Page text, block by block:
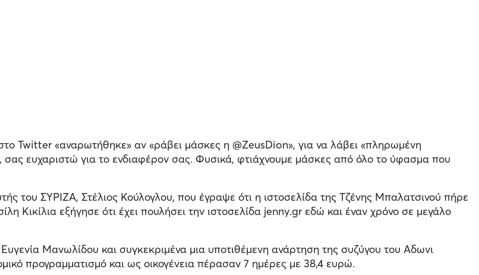
Twitter «αναρωτήθηκε» αν «ράβει μάσκες η @ZeusDion», για να λάβει «πληρωμένη
ευχαριστώ για το ενδιαφέρον σας. Φυσικά, φτιάχνουμε μάσκες από όλο το ύφασμα που
του ΣΥΡΙΖΑ, Στέλιος Κούλογλου, που έγραψε ότι η ιστοσελίδα της Τζένης Μπαλατσινού πήρε
Κικίλια εξήγησε ότι έχει πουλήσει την ιστοσελίδα jenny.gr εδώ και έναν χρόνο σε μεγάλο
Μανωλίδου και συγκεκριμένα μια υποτιθέμενη ανάρτηση της συζύγου του Αδωνι
προγραμματισμό και ως οικογένεια πέρασαν 7 ημέρες με 38,4 ευρώ.